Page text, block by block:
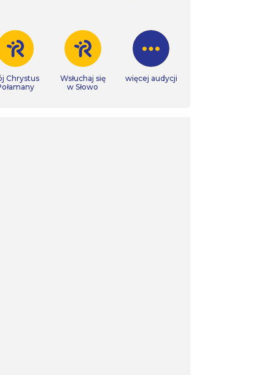
Chrystus
Wsłuchaj się
w Słowo
więcej audycji